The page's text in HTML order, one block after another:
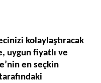
kolaylaştıracak
uygun fiyatlı ve
en seçkin